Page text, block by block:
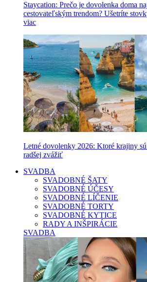
Staycation: Prečo je dovolenka doma
cestovateľským trendom? Ušetríte
viac
Letné dovolenky 2026: Ktoré krajiny sú
radšej zvážiť
SVADBA
SVADOBNÉ ŠATY
SVADOBNÉ ÚČESY
SVADOBNÉ LÍČENIE
SVADOBNÉ TORTY
SVADOBNÉ KYTICE
RADY A INŠPIRÁCIE
SVADBA